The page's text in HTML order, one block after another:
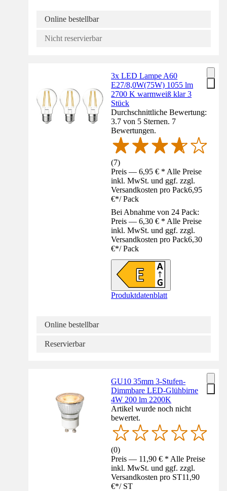
Online bestellbar
Nicht reservierbar
3x LED Lampe A60
E27/8,0W(75W) 1055 lm
2700 K warmweiß klar 3
Stück
Durchschnittliche Bewertung:
3.7 von 5 Sternen. 7
Bewertungen.
(7)
Preis — 6,95 € * Alle Preise
inkl. MwSt. und ggf. zzgl.
Versandkosten pro Pack6,95
€*/ Pack
Bei Abnahme von 24 Pack:
Preis — 6,30 € * Alle Preise
inkl. MwSt. und ggf. zzgl.
Versandkosten pro Pack6,30
€*/ Pack
Produktdatenblatt
Online bestellbar
Reservierbar
GU10 35mm 3-Stufen-
Dimmbare LED-Glühbirne
4W 200 lm 2200K
Artikel wurde noch nicht
bewertet.
(0)
Preis — 11,90 € * Alle Preise
inkl. MwSt. und ggf. zzgl.
Versandkosten pro ST11,90
€*/ ST